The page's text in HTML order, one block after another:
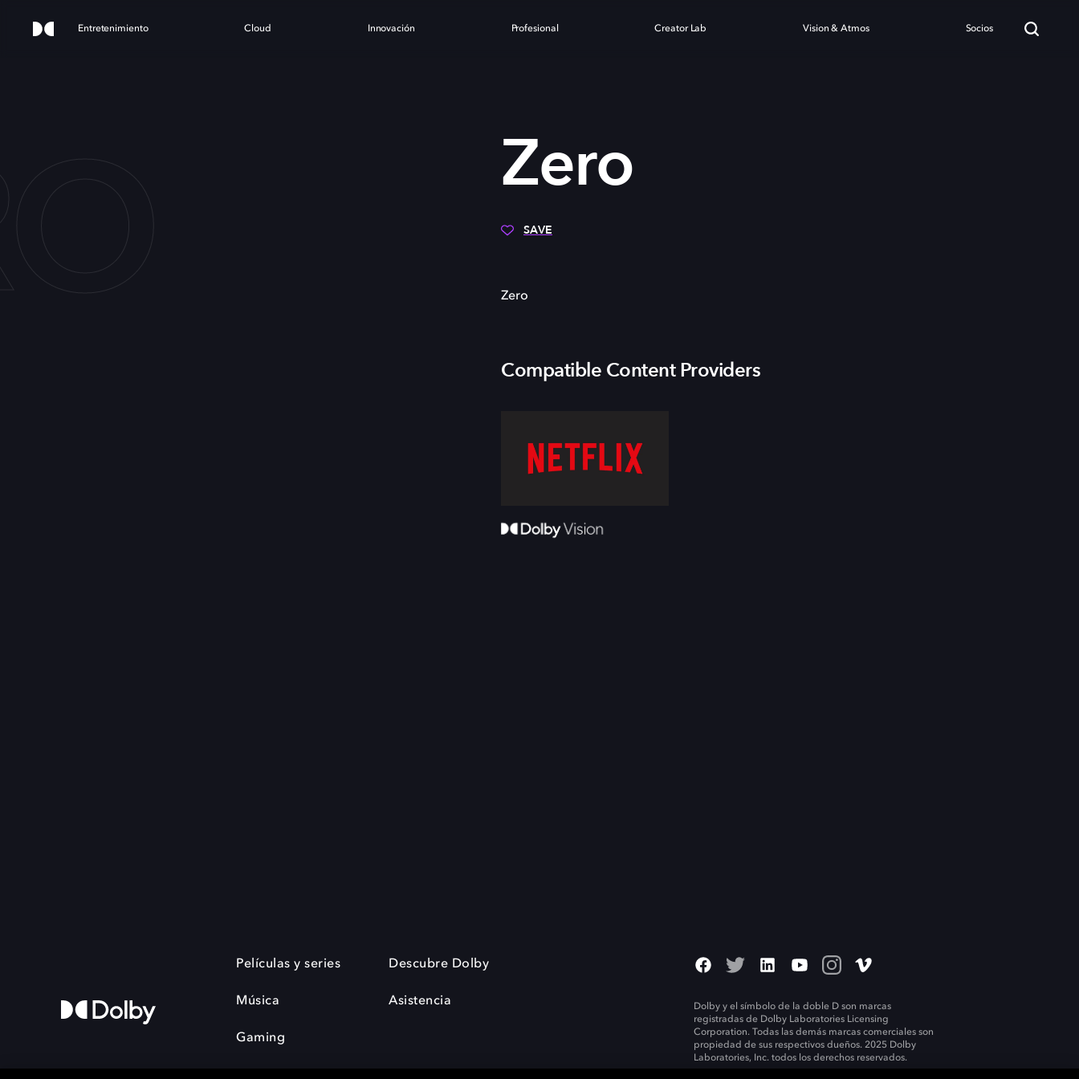
Entretenimiento Cloud Innovación Profesional Creator Lab Vision & Atmos Socios
Zero
SAVE
Zero
Compatible Content Providers
Películas y series
Música
Gaming
Descubre Dolby
Asistencia
Dolby y el símbolo de la doble D son marcas
registradas de Dolby Laboratories Licensing
Corporation. Todas las demás marcas comerciales son
propiedad de sus respectivos dueños. 2025 Dolby
Laboratories, Inc. todos los derechos reservados.